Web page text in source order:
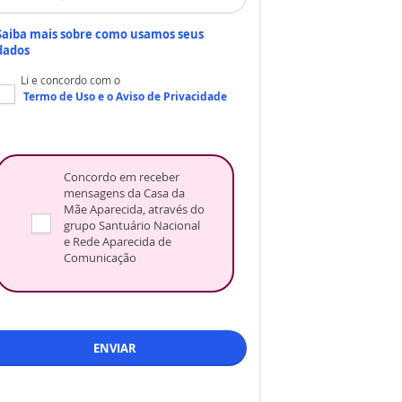
mais sobre como usamos seus
Li e concordo com o
Termo de Usoe oAviso de Privacidade
Concordo em receber
mensagens da Casa da
Mãe Aparecida, através do
grupo Santuário Nacional
e Rede Aparecida de
Comunicação
ENVIAR